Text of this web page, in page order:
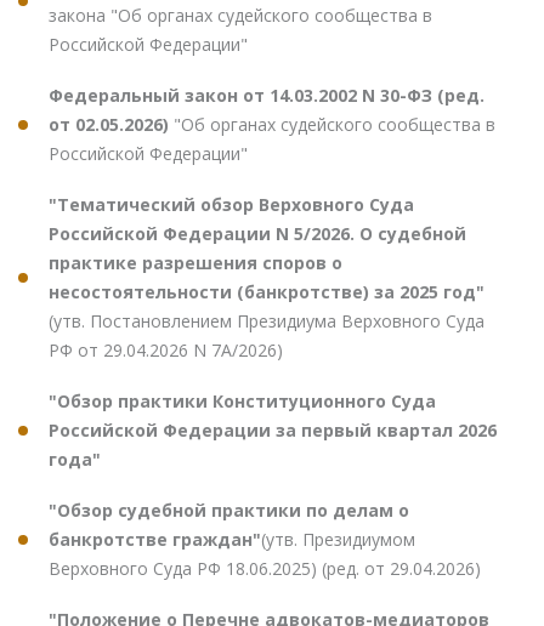
закона "Об органах судейского сообщества в
Российской Федерации"
Федеральный закон от 14.03.2002 N 30-ФЗ (ред.
от 02.05.2026) "Об органах судейского сообщества в
Российской Федерации"
"Тематический обзор Верховного Суда
Российской Федерации N 5/2026. О судебной
практике разрешения споров о
несостоятельности (банкротстве) за 2025 год"
(утв. Постановлением Президиума Верховного Суда
РФ от 29.04.2026 N 7А/2026)
"Обзор практики Конституционного Суда
Российской Федерации за первый квартал 2026
года"
"Обзор судебной практики по делам о
банкротстве граждан"(утв. Президиумом
Верховного Суда РФ 18.06.2025) (ред. от 29.04.2026)
"Положение о Перечне адвокатов-медиаторов